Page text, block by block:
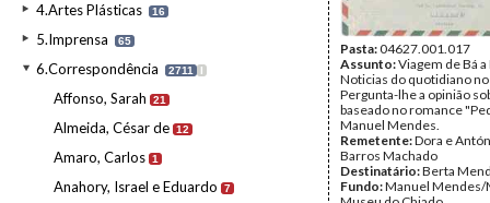
4.Artes Plásticas 16
5.Imprensa 65
6.Correspondência 2711 I
Affonso, Sarah 21
Almeida, César de 12
Amaro, Carlos 1
Anahory, Israel e Eduardo 7
Pasta:04627.001.017
Assunto:Viagem de Bá
Noticias do quotidiano
Pergunta-lhe a opinião
baseado no romance
Manuel Mendes.
Remetente:Dora e
Barros Machado
Destinatário:Berta
Fundo:Manuel Mendes/